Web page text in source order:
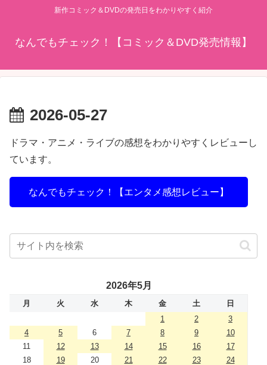
新作コミック＆DVDの発売日をわかりやすく紹介
なんでもチェック！【コミック＆DVD発売情報】
2026-05-27
ドラマ・アニメ・ライブの感想をわかりやすくレビューし
ています。
なんでもチェック！【エンタメ感想レビュー】
2026年5月
月 火 水 木 金 土
日
1
2
3
4
5 6 7 8 9
10
11
12 13 14 15 16
17
18
19 20 21 22 23
24